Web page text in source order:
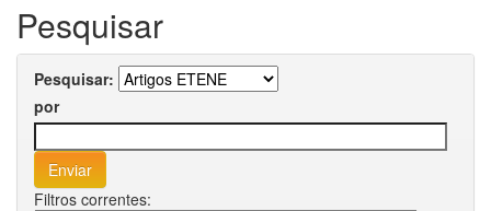
Pesquisar
Pesquisar:
por
Filtros correntes: